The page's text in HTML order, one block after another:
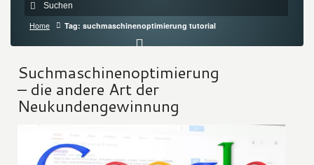
Home Tag: suchmaschinenoptimierung tutorial
Suchmaschinenoptimierung
– die andere Art der
Neukundengewinnung